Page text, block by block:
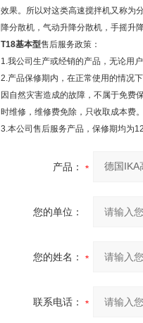
效果。所以对这类高速搅拌机又称为
降分散机，气动升降分散机，手摇升
T18基本型售后服务政策：
1.我公司生产或经销的产品，无论用
2.产品保修期内，在正常使用的情况
因自然灾害造成的故障，不属于免费
时维修，维修费免除，只收取成本费
3.本公司售后服务产品，保修期均为
产品：
您的单位：
您的姓名：
联系电话：